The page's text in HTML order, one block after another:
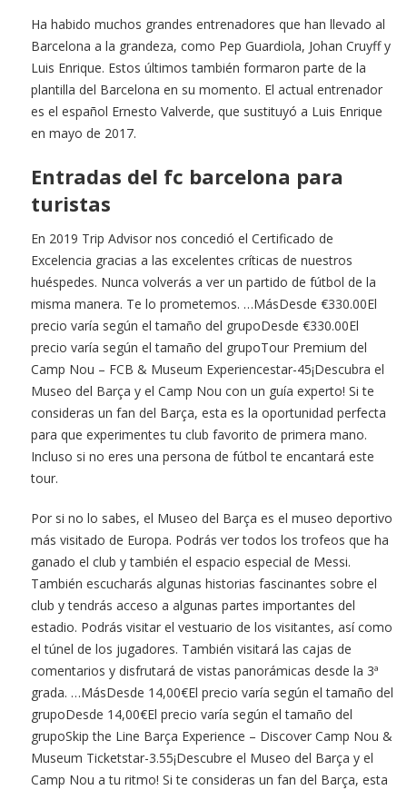
Ha habido muchos grandes entrenadores que han llevado al
Barcelona a la grandeza, como Pep Guardiola, Johan Cruyff y
Luis Enrique. Estos últimos también formaron parte de la
plantilla del Barcelona en su momento. El actual entrenador
es el español Ernesto Valverde, que sustituyó a Luis Enrique
en mayo de 2017.
Entradas del fc barcelona para
turistas
En 2019 Trip Advisor nos concedió el Certificado de
Excelencia gracias a las excelentes críticas de nuestros
huéspedes. Nunca volverás a ver un partido de fútbol de la
misma manera. Te lo prometemos. …MásDesde €330.00El
precio varía según el tamaño del grupoDesde €330.00El
precio varía según el tamaño del grupoTour Premium del
Camp Nou – FCB & Museum Experiencestar-45¡Descubra el
Museo del Barça y el Camp Nou con un guía experto! Si te
consideras un fan del Barça, esta es la oportunidad perfecta
para que experimentes tu club favorito de primera mano.
Incluso si no eres una persona de fútbol te encantará este
tour.
Por si no lo sabes, el Museo del Barça es el museo deportivo
más visitado de Europa. Podrás ver todos los trofeos que ha
ganado el club y también el espacio especial de Messi.
También escucharás algunas historias fascinantes sobre el
club y tendrás acceso a algunas partes importantes del
estadio. Podrás visitar el vestuario de los visitantes, así como
el túnel de los jugadores. También visitará las cajas de
comentarios y disfrutará de vistas panorámicas desde la 3ª
grada. …MásDesde 14,00€El precio varía según el tamaño del
grupoDesde 14,00€El precio varía según el tamaño del
grupoSkip the Line Barça Experience – Discover Camp Nou &
Museum Ticketstar-3.55¡Descubre el Museo del Barça y el
Camp Nou a tu ritmo! Si te consideras un fan del Barça, esta